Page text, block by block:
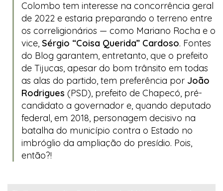
Colombo tem interesse na concorrência geral
de 2022 e estaria preparando o terreno entre
os correligionários — como Mariano Rocha e o
vice, Sérgio “Coisa Querida” Cardoso. Fontes
do Blog garantem, entretanto, que o prefeito
de Tijucas, apesar do bom trânsito em todas
as alas do partido, tem preferência por João
Rodrigues (PSD), prefeito de Chapecó, pré-
candidato a governador e, quando deputado
federal, em 2018, personagem decisivo na
batalha do município contra o Estado no
imbróglio da ampliação do presídio. Pois,
então?!